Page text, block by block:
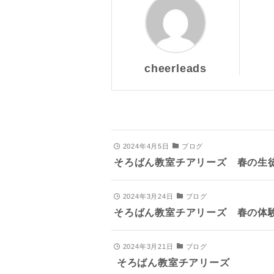
cheerleads
2024年4月5日 ブログ
そろばん教室チアリーズ 春の生
2024年3月24日 ブログ
そろばん教室チアリーズ 春の体
2024年3月21日 ブログ
そろばん教室チアリーズ